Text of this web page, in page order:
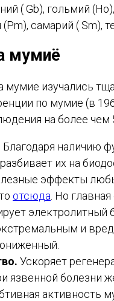
( Gb), гольмий
самарий ( Sm),
мумиё
изучались
по мумие (в
на более
Благодаря наличию
их на
эффекты
отсюда . Но
и
Ускоряет
язвенной болезни
активность